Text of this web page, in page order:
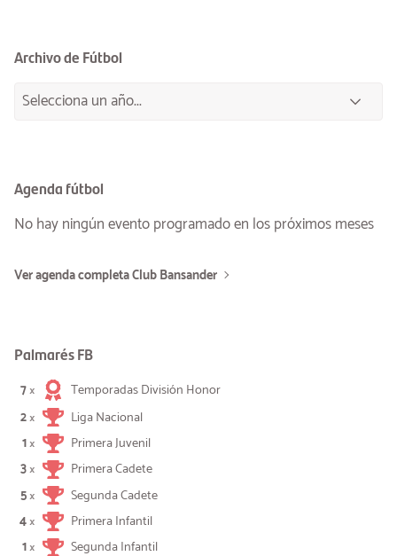
Archivo de Fútbol
Agenda fútbol
No hay ningún evento programado en los próximos meses
Ver agenda completa Club Bansander
Palmarés FB
7×
Temporadas División Honor
2×
Liga Nacional
1×
Primera Juvenil
3×
Primera Cadete
5×
Segunda Cadete
4×
Primera Infantil
1×
Segunda Infantil